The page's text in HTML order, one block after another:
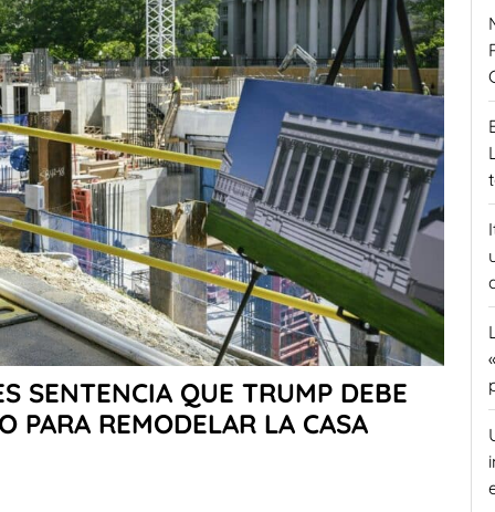
SENTENCIA QUE TRUMP DEBE
PARA REMODELAR LA CASA